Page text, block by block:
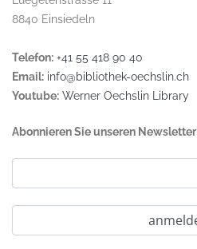
8840 Einsiedeln
Telefon: +41 55 418 90 40
Email: info@bibliothek-oechslin.ch
Youtube: Werner Oechslin Library
Abonnieren Sie unseren Newsletter